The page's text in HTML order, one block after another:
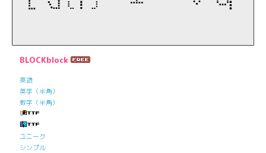
BLOCKblock
英語
英字（半角）
数字（半角）
ユニーク
シンプル